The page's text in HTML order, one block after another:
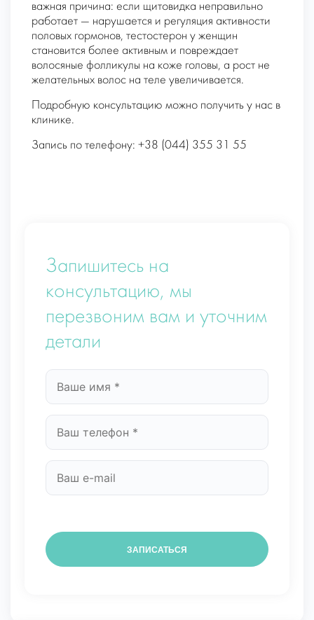
важная причина: если щитовидка неправильно
работает — нарушается и регуляция активности
половых гормонов, тестостерон у женщин
становится более активным и повреждает
волосяные фолликулы на коже головы, а рост не
желательных волос на теле увеличивается.
Подробную консультацию можно получить у нас в
клинике.
Запись по телефону: +38 (044) 355 31 55
Запишитесь на
консультацию, мы
перезвоним вам и уточним
детали